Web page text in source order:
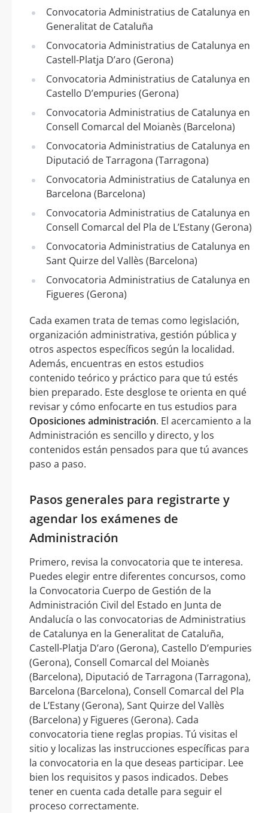
Convocatoria Administratius de Catalunya en
Generalitat de Cataluña
Convocatoria Administratius de Catalunya en
Castell-Platja D’aro (Gerona)
Convocatoria Administratius de Catalunya en
Castello D’empuries (Gerona)
Convocatoria Administratius de Catalunya en
Consell Comarcal del Moianès (Barcelona)
Convocatoria Administratius de Catalunya en
Diputació de Tarragona (Tarragona)
Convocatoria Administratius de Catalunya en
Barcelona (Barcelona)
Convocatoria Administratius de Catalunya en
Consell Comarcal del Pla de L’Estany (Gerona)
Convocatoria Administratius de Catalunya en
Sant Quirze del Vallès (Barcelona)
Convocatoria Administratius de Catalunya en
Figueres (Gerona)
Cada examen trata de temas como legislación,
organización administrativa, gestión pública y
otros aspectos específicos según la localidad.
Además, encuentras en estos estudios
contenido teórico y práctico para que tú estés
bien preparado. Este desglose te orienta en qué
revisar y cómo enfocarte en tus estudios para
Oposiciones administración. El acercamiento a la
Administración es sencillo y directo, y los
contenidos están pensados para que tú avances
paso a paso.
Pasos generales para registrarte y
agendar los exámenes de
Administración
Primero, revisa la convocatoria que te interesa.
Puedes elegir entre diferentes concursos, como
la Convocatoria Cuerpo de Gestión de la
Administración Civil del Estado en Junta de
Andalucía o las convocatorias de Administratius
de Catalunya en la Generalitat de Cataluña,
Castell-Platja D’aro (Gerona), Castello D’empuries
(Gerona), Consell Comarcal del Moianès
(Barcelona), Diputació de Tarragona (Tarragona),
Barcelona (Barcelona), Consell Comarcal del Pla
de L’Estany (Gerona), Sant Quirze del Vallès
(Barcelona) y Figueres (Gerona). Cada
convocatoria tiene reglas propias. Tú visitas el
sitio y localizas las instrucciones específicas para
la convocatoria en la que deseas participar. Lee
bien los requisitos y pasos indicados. Debes
tener en cuenta cada detalle para seguir el
proceso correctamente.